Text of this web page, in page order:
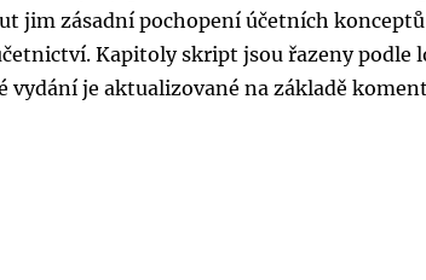
jim zásadní pochopení účetních
Kapitoly skript jsou řazeny podle
je aktualizované na základě